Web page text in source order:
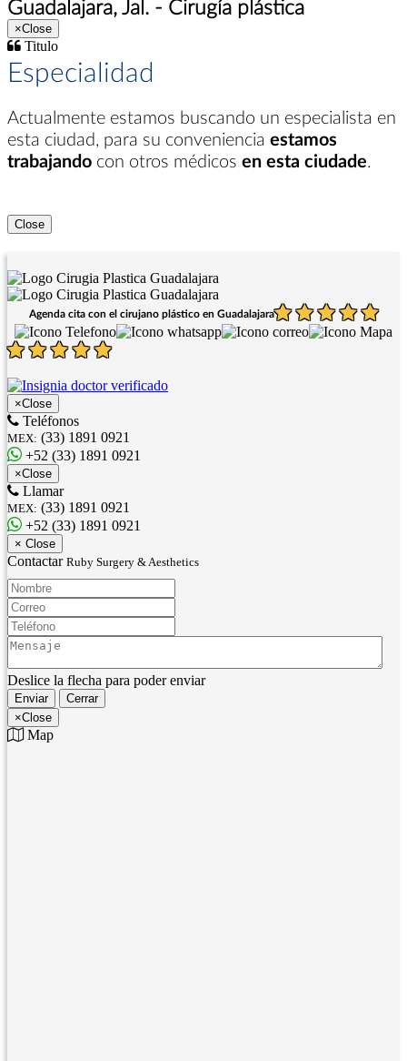
Guadalajara, Jal. - Cirugía plástica
×Close
Titulo
Especialidad
Actualmente estamos buscando un especialista en
esta ciudad, para su conveniencia estamos
trabajando con otros médicos en esta ciudade.
Close
Agenda cita con el cirujano plástico en Guadalajara
×Close
Teléfonos
MEX: (33) 1891 0921
+52 (33) 1891 0921
×Close
Llamar
MEX: (33) 1891 0921
+52 (33) 1891 0921
× Close
Contactar Ruby Surgery & Aesthetics
Nombre:
Correo:
Teléfono:
Mensaje:
Deslice la flecha para poder enviar
Enviar
Cerrar
×Close
Map